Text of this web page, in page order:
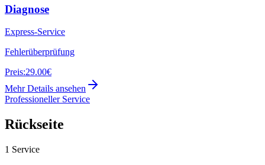
Diagnose
Express-Service
Fehlerüberprüfung
Preis:29.00€
Mehr Details ansehen
Professioneller Service
Rückseite
1 Service